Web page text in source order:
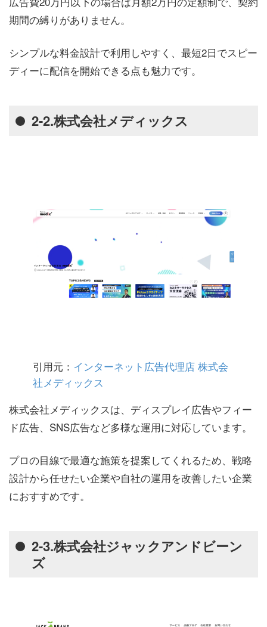
期間の縛りがありません。
シンプルな料金設計で利用しやすく、最短2日でスピー
ディーに配信を開始できる点も魅力です。
2-2.株式会社メディックス
引用元： インターネット広告代理店 株式会
社メディックス
株式会社メディックスは、ディスプレイ広告やフィー
ド広告、SNS広告など多様な運用に対応しています。
プロの目線で最適な施策を提案してくれるため、戦略
設計から任せたい企業や自社の運用を改善したい企業
におすすめです。
2-3.株式会社ジャックアンドビーン
ズ